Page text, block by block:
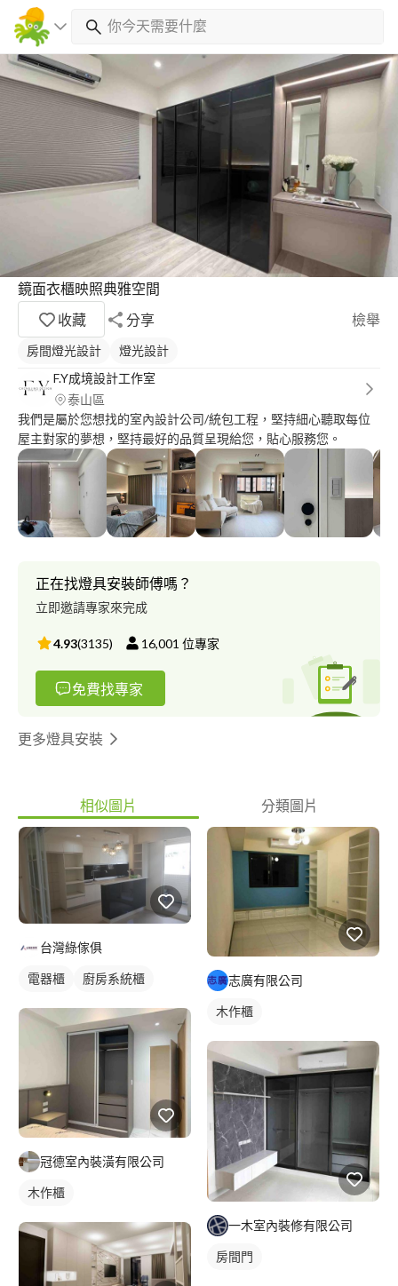
鏡面衣櫃映照典雅空間
收藏
分享 檢舉
房間燈光設計
燈光設計
F.Y成境設計工作室
泰山區
我們是屬於您想找的室內設計公司/統包工程，堅持細心聽取每位
屋主對家的夢想，堅持最好的品質呈現給您，貼心服務您。
正在找燈具安裝師傅嗎？
立即邀請專家來完成
4.93(3135) 16,001 位專家
免費找專家
更多燈具安裝
相似圖片 分類圖片
台灣綠傢俱
電器櫃 廚房系統櫃
冠德室內裝潢有限公司
木作櫃
志廣有限公司
木作櫃
一木室內裝修有限公司
房間門